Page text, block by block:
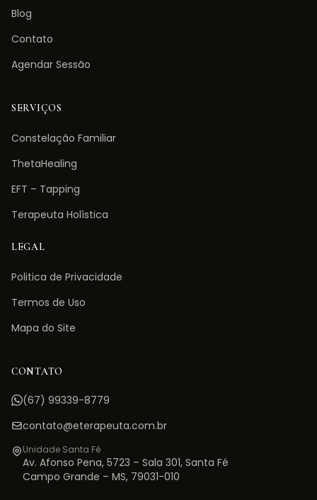
Blog
Contato
Agendar Sessão
SERVIÇOS
Constelação Familiar
ThetaHealing
EFT – Tapping
Terapeuta Holística
LEGAL
Politica de Privacidade
Termos de Uso
Mapa do Site
CONTATO
(67) 99339-8779
contato@eterapeuta.com.br
Unidade Santa Fé
Av. Afonso Pena, 5723 – Sala 301, Santa Fé
Campo Grande – MS, 79031-010